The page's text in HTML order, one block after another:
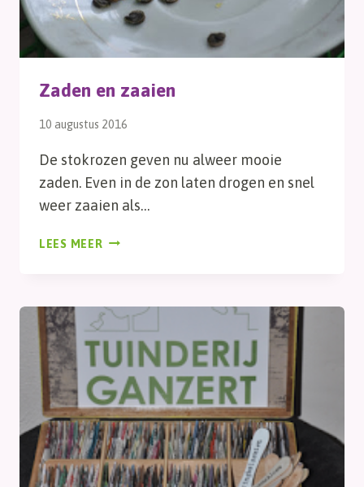
Zaden en zaaien
10 augustus 2016
De stokrozen geven nu alweer mooie
zaden. Even in de zon laten drogen en snel
weer zaaien als…
LEES MEER ZADEN